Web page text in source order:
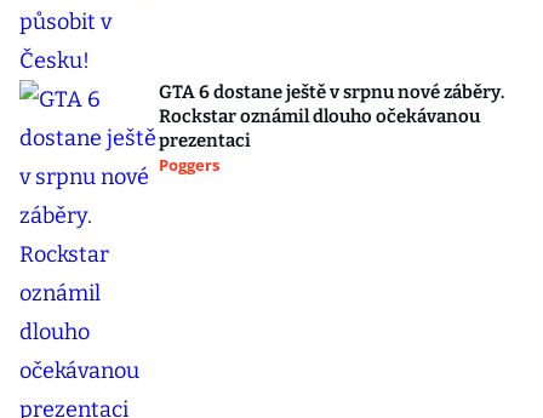
GTA 6 dostane ještě v srpnu nové záběry.
Rockstar oznámil dlouho očekávanou
prezentaci
Poggers